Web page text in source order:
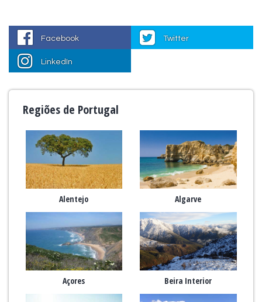
Facebook Twitter
LinkedIn
Regiões de Portugal
Alentejo Algarve
Açores Beira Interior